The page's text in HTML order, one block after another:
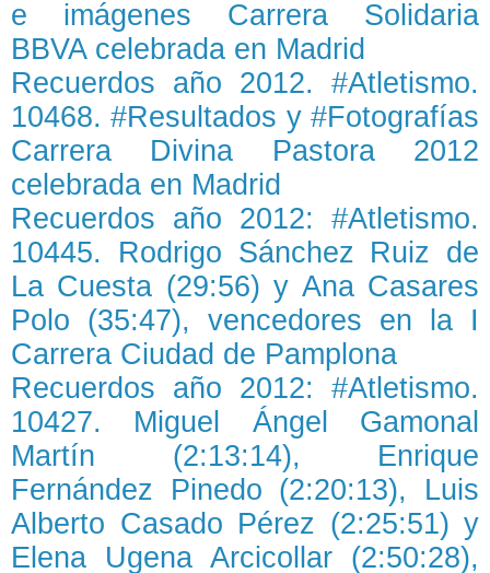
e imágenes Carrera Solidaria
BBVA celebrada en Madrid
Recuerdos año 2012. #Atletismo.
10468. #Resultados y #Fotografías
Carrera Divina Pastora 2012
celebrada en Madrid
Recuerdos año 2012: #Atletismo.
10445. Rodrigo Sánchez Ruiz de
La Cuesta (29:56) y Ana Casares
Polo (35:47), vencedores en la I
Carrera Ciudad de Pamplona
Recuerdos año 2012: #Atletismo.
10427. Miguel Ángel Gamonal
Martín (2:13:14), Enrique
Fernández Pinedo (2:20:13), Luis
Alberto Casado Pérez (2:25:51) y
Elena Ugena Arcicollar (2:50:28),